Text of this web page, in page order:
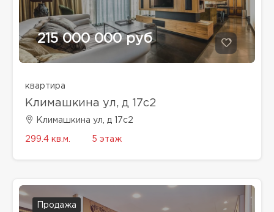
215 000 000 руб
квартира
Климашкина ул, д 17с2
Климашкина ул, д 17с2
299.4 кв.м. 5 этаж
Продажа